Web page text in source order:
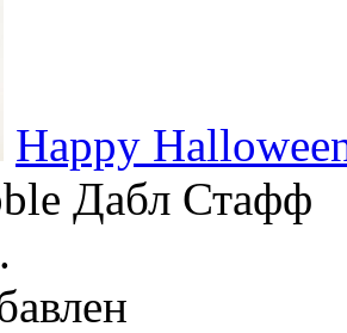
Happy
Дабл Стафф